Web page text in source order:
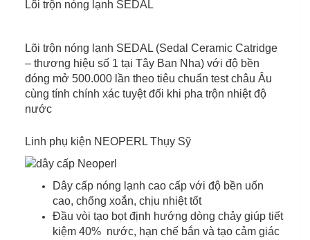
Lõi trộn nóng lạnh SEDAL
Lõi trộn nóng lạnh SEDAL (Sedal Ceramic Catridge
– thương hiệu số 1 tại Tây Ban Nha) với độ bền
đóng mở 500.000 lần theo tiêu chuẩn test châu Âu
cùng tính chính xác tuyệt đối khi pha trộn nhiệt độ
nước
Linh phụ kiện NEOPERL Thụy Sỹ
Dây cấp nóng lạnh cao cấp với độ bền uốn
cao, chống xoắn, chịu nhiệt tốt
Đầu vòi tạo bọt định hướng dòng chảy giúp tiết
kiệm 40% nước, hạn chế bắn và tạo cảm giác